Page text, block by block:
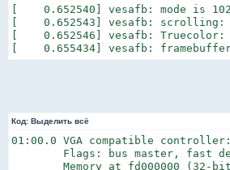
[    0.652540] vesafb: mode is
[    0.652543] vesafb: scrolling:
[    0.652546] vesafb:
[    0.655434] vesafb:
Код: Выделить всё
01:00.0 VGA compatible
Flags: bus master, fast
Memory at fd000000 (32-